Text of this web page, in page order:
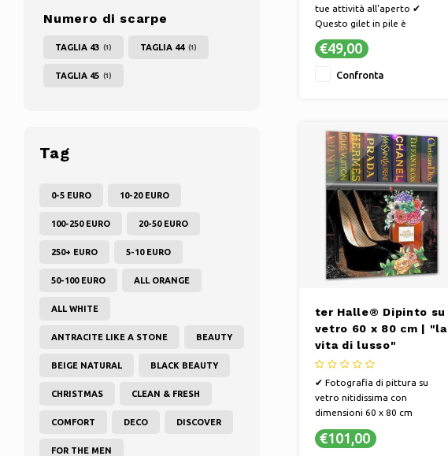
Numero di scarpe
TAGLIA 43 (1) TAGLIA 44 (1)
TAGLIA 45 (1)
Tag
0-5 EURO 10-20 EURO
100-250 EURO 20-50 EURO
250+ EURO 5-10 EURO
50-100 EURO ALL ORANGE
ALL WHITE
ANTRACITE LIKE A STONE BEAUTY
BEIGE NATURAL BLACK BEAUTY
CHRISTMAS CLEAN & FRESH
COMFORT DECO DISCOVER
FOR THE MEN
tue attività all'aperto ✔
Questo gilet in pile è
altamente traspirante ✔
Morbida fodera interna
€49,00
Confronta
ter Halle® Dipinto su
vetro 60 x 80 cm | "la
vita di lusso"
✔ Fotografia di pittura su
vetro nitidissima con
dimensioni 60 x 80 cm
✔ la vita di lusso
✔ Realizzato in robusto e
€101,00